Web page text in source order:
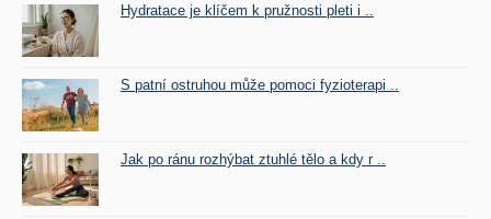
Hydratace je klíčem k pružnosti pleti i ..
S patní ostruhou může pomoci fyzioterapi ..
Jak po ránu rozhýbat ztuhlé tělo a kdy r ..